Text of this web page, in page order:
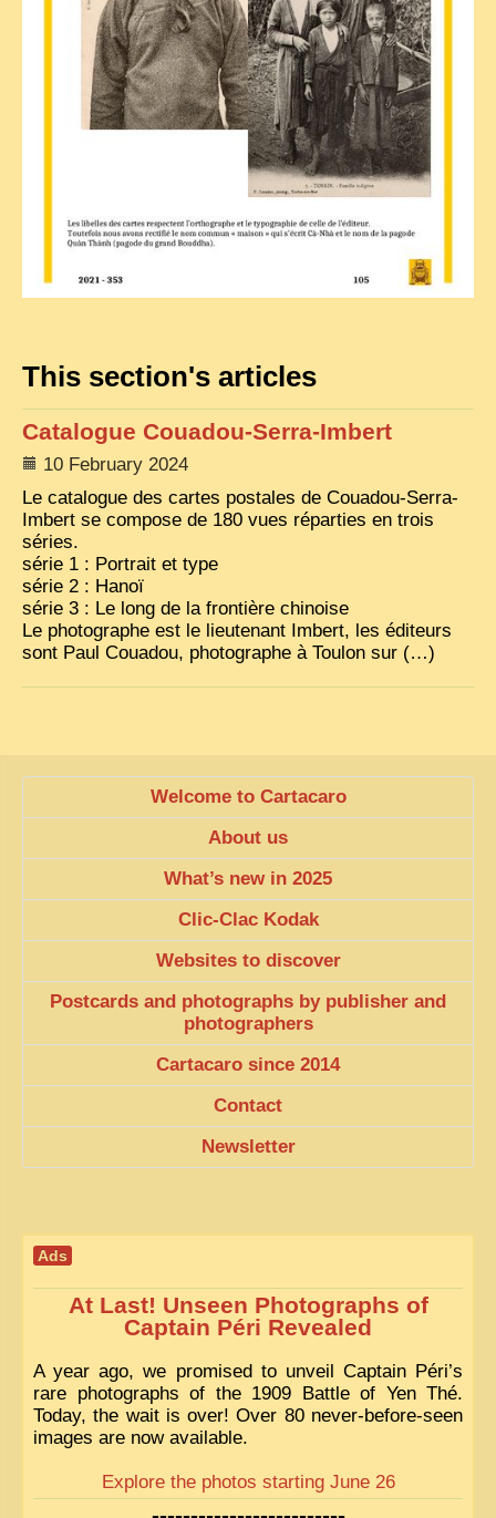
This section's articles
Catalogue Couadou-Serra-Imbert
10 February 2024
Le catalogue des cartes postales de Couadou-Serra-
Imbert se compose de 180 vues réparties en trois
séries.
série 1 : Portrait et type
série 2 : Hanoï
série 3 : Le long de la frontière chinoise
Le photographe est le lieutenant Imbert, les éditeurs
sont Paul Couadou, photographe à Toulon sur (…)
Welcome to Cartacaro
About us
What’s new in 2025
Clic-Clac Kodak
Websites to discover
Postcards and photographs by publisher and
photographers
Cartacaro since 2014
Contact
Newsletter
Ads
At Last! Unseen Photographs of
Captain Péri Revealed
A year ago, we promised to unveil Captain Péri’s
rare photographs of the 1909 Battle of Yen Thé.
Today, the wait is over! Over 80 never-before-seen
images are now available.
Explore the photos starting June 26